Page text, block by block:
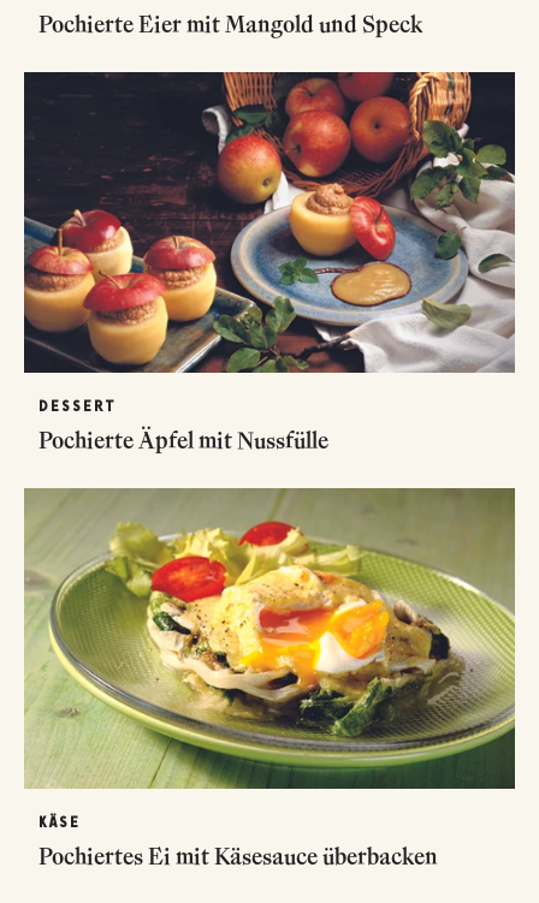
Pochierte Eier mit Mangold und Speck
DESSERT
Pochierte Äpfel mit Nussfülle
KÄSE
Pochiertes Ei mit Käsesauce überbacken